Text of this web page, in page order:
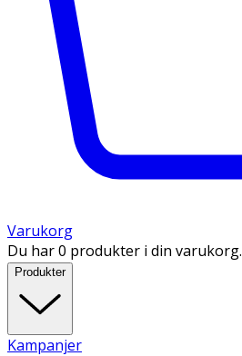
Varukorg
Du har 0 produkter i din varukorg.
Produkter
Kampanjer